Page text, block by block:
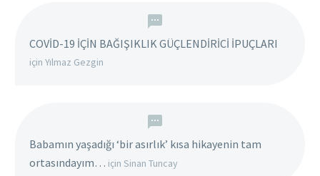
COVİD-19 İÇİN BAĞIŞIKLIK GÜÇLENDİRİCİ İPUÇLARI
için Yılmaz Gezgin
Babamın yaşadığı ‘bir asırlık’ kısa hikayenin tam
ortasındayım… için Sinan Tuncay